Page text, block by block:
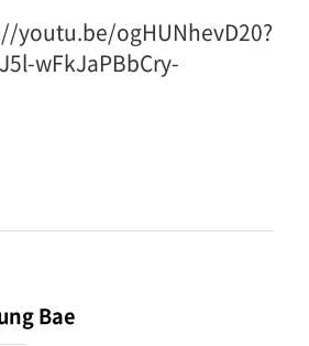
youtu.be/ogHUNhevD20?
wFkJaPBbCry-
Bae